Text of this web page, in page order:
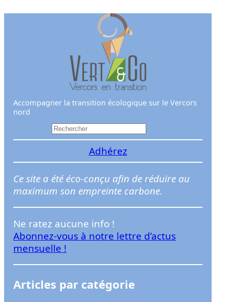
Accompagner la transition écologique sur le Vercors
nord
e
h
e
r
e
r
Adhérez
Ce site a été éco-conçu afin de réduire au
maximum son empreinte carbone.
Ne ratez aucune info !
Abonnez-vous à notre lettre d’actus
mensuelle !
Articles par catégorie